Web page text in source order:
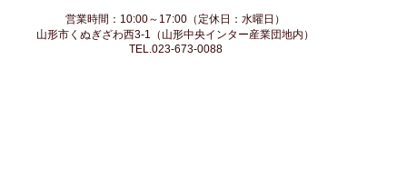
営業時間：10:00～17:00（定休日：水曜日）
山形市くぬぎざわ西3-1（山形中央インター産業団地内）
TEL.023-673-0088